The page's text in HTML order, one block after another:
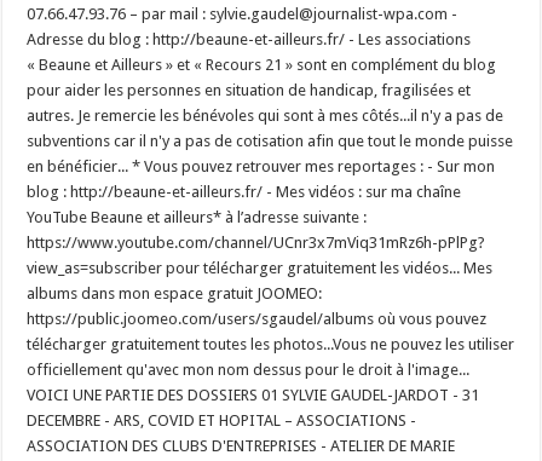
07.66.47.93.76 – par mail : sylvie.gaudel@journalist-wpa.com -
Adresse du blog : http://beaune-et-ailleurs.fr/ - Les associations
« Beaune et Ailleurs » et « Recours 21 » sont en complément du blog
pour aider les personnes en situation de handicap, fragilisées et
autres. Je remercie les bénévoles qui sont à mes côtés...il n'y a pas de
subventions car il n'y a pas de cotisation afin que tout le monde puisse
en bénéficier... * Vous pouvez retrouver mes reportages : - Sur mon
blog : http://beaune-et-ailleurs.fr/ - Mes vidéos : sur ma chaîne
YouTube Beaune et ailleurs* à l’adresse suivante :
https://www.youtube.com/channel/UCnr3x7mViq31mRz6h-pPlPg?
view_as=subscriber pour télécharger gratuitement les vidéos... Mes
albums dans mon espace gratuit JOOMEO:
https://public.joomeo.com/users/sgaudel/albums où vous pouvez
télécharger gratuitement toutes les photos...Vous ne pouvez les utiliser
officiellement qu'avec mon nom dessus pour le droit à l'image...
VOICI UNE PARTIE DES DOSSIERS 01 SYLVIE GAUDEL-JARDOT - 31
DECEMBRE - ARS, COVID ET HOPITAL – ASSOCIATIONS -
ASSOCIATION DES CLUBS D'ENTREPRISES - ATELIER DE MARIE